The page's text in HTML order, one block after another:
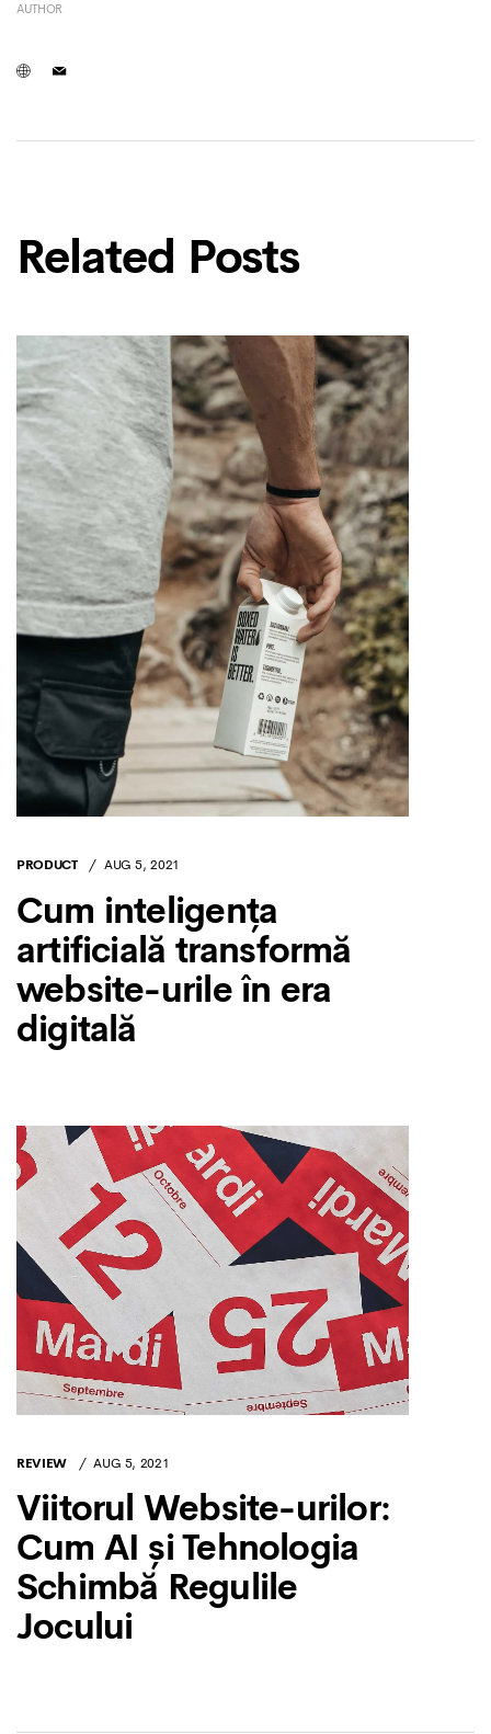
AUTHOR
Related Posts
PRODUCT AUG 5, 2021
Cum inteligența
artificială transformă
website-urile în era
digitală
REVIEW AUG 5, 2021
Viitorul Website-urilor:
Cum AI și Tehnologia
Schimbă Regulile
Jocului